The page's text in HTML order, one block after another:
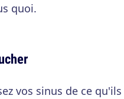
quoi.
vos sinus de ce